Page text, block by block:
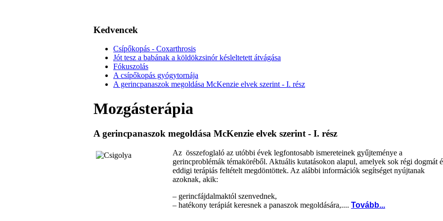
Kedvencek
Csípőkopás - Coxarthrosis
Jót tesz a babának a köldökzsinór késleltetett átvágása
Fókuszolás
A csípőkopás gyógytornája
A gerincpanaszok megoldása McKenzie elvek szerint - I. rész
Mozgásterápia
A gerincpanaszok megoldása McKenzie elvek szerint - I. rész
Az összefoglaló az utóbbi évek legfontosabb ismereteinek gyűjteménye a
gerincproblémák témaköréből. Aktuális kutatásokon alapul, amelyek sok régi dogmát
eddigi terápiás feltételt megdöntöttek. Az alábbi információk segítséget nyújtanak
azoknak, akik:
– gerincfájdalmaktól szenvednek,
– hatékony terápiát keresnek a panaszok megoldására,.... Tovább...